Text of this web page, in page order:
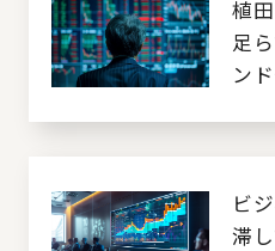
植
足
ン
ビ
滞